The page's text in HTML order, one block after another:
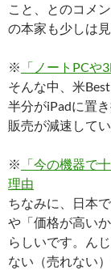
こと、とのコメ
の本家も少しは
※ 「ノートPC
そんな中、米
半分がiPadに置
販売が減速して
※ 「今の機器で
理由
ちなみに、日本
や「価格が高い
らしいです。ん
ない（売れない